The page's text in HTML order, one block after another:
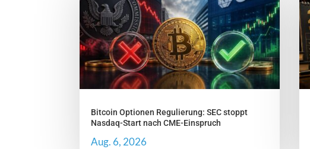
Bitcoin Optionen Regulierung: SEC stoppt
Nasdaq-Start nach CME-Einspruch
Aug. 6, 2026